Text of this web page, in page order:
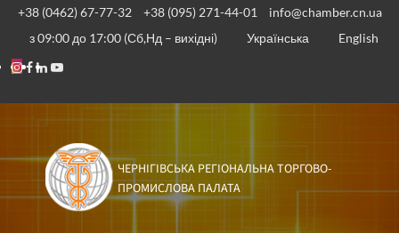
Перейти
вмісту
+38 (0462) 67-77-32 +38 (095) 271-44-01
info@chamber.cn.ua
з 09:00 до 17:00 (Сб,Нд – вихідні)
Українська
English
Instagram
Facebook
Linkedin
Youtube
ЧЕРНІГІВСЬКА РЕГІОНАЛЬНА ТОРГОВО-
ПРОМИСЛОВА ПАЛАТА